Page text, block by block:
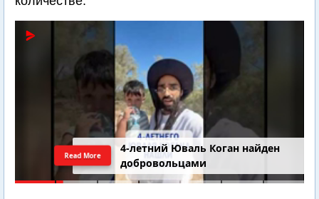
4-летний Юваль Коган найден
добровольцами
Read More